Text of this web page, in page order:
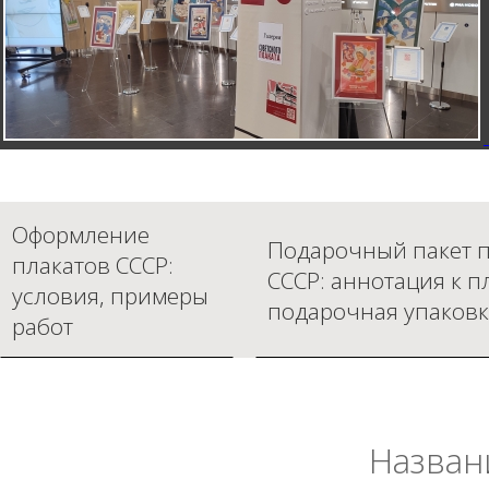
Оформление
плакатов СССР:
условия, примеры
работ
Подарочный пакет
СССР: аннотация к
подарочная